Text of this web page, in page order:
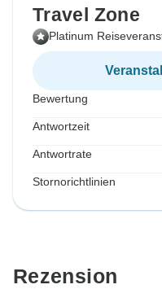
Travel Zone
Platinum
Bewertung
Antwortzeit
Antwortrate
Stornorichtlinien
Rezension